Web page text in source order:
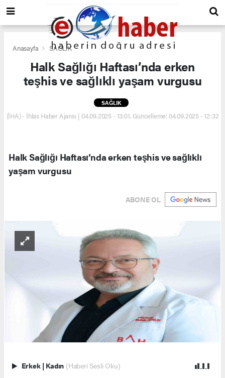
Anasayfa SAĞLIK
Halk Sağlığı Haftası’nda erken
teşhis ve sağlıklı yaşam vurgusu
SAĞLIK
(İHA) - İhlas Haber Ajansı | 04.09.2025 - 13:01, Güncelleme: 04.09.2025 - 12:32
Halk Sağlığı Haftası’nda erken teşhis ve sağlıklı
yaşam vurgusu
ABONE OL
Erkek | Kadın (Haberi Sesli Oku)